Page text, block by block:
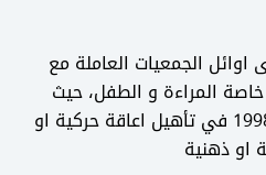
الجمعيات العاملة مع
المراءة و الطفل، حيث
تعمل الجمعية منذ العام 1998 في تأهيل اعاقة حركية او
او ذهنية